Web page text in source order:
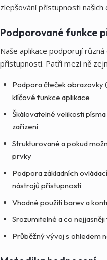
zlepšování přístupnosti našich
Podporované funkce
Naše aplikace podporují
přístupnosti. Patří mezi ně
Podpora čteček obrazovky
klíčové funkce aplikace
Škálovatelné velikosti
zařízení
Strukturované a pokud
prvky
Podpora základních
nástrojů přístupnosti
Vhodné použití barev a
Srozumitelné a co
Průběžný vývoj s ohledem